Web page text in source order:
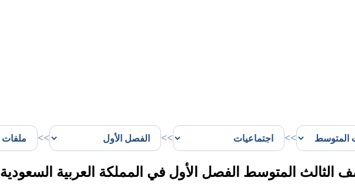
>>
>>
>>
المتوسط الفصل الأول في المملكة العربية السعودية